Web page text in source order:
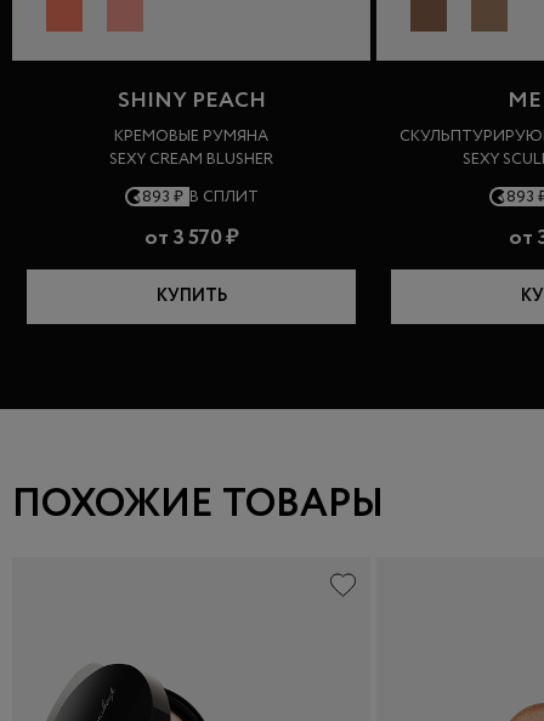
SHINY PEACH
КРЕМОВЫЕ РУМЯНА
SEXY CREAM BLUSHER
893 ₽ В СПЛИТ
от3 570 ₽
КУПИТЬ
SEXY
893
от
ПОХОЖИЕ ТОВАРЫ